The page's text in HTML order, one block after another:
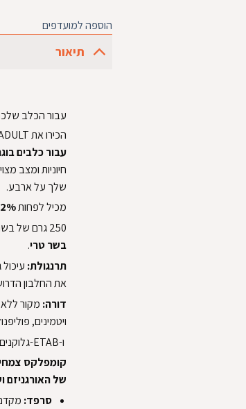
הוספה למועדפים
תיאור
‏עבור הכלב
‏‏עבור כלבים
חיוניות ומצב
שלך על ארבע.‏
‏מכיל לפחות ‏
‏72% חלבונים‏
בשר טרי‏‏.‏
‏תרנגולת: ‏
את החלבון
‏דורה: ‏ ‏מקור
ויטמינים, ‏
‏ ו-B‏ ‏ETA-גלוקנים, התומכים בבריאות ובמערכת החיסון.‏
‏קומפלקס
של האורגניזם
‏סרפד:‏